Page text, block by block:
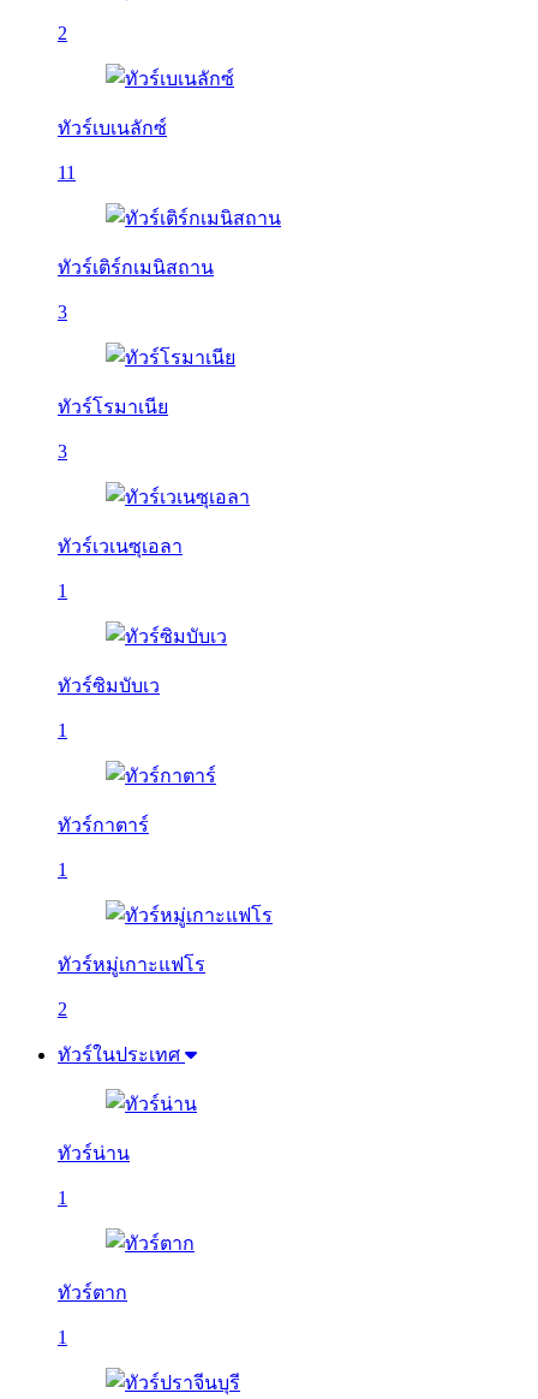
2
ทัวร์เบเนลักซ์
11
ทัวร์เติร์กเมนิสถาน
3
ทัวร์โรมาเนีย
3
ทัวร์เวเนซุเอลา
1
ทัวร์ซิมบับเว
1
ทัวร์กาตาร์
1
ทัวร์หมู่เกาะแฟโร
2
ทัวร์ในประเทศ
ทัวร์น่าน
1
ทัวร์ตาก
1